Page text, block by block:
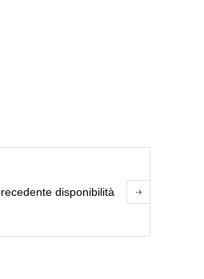
disponibilità